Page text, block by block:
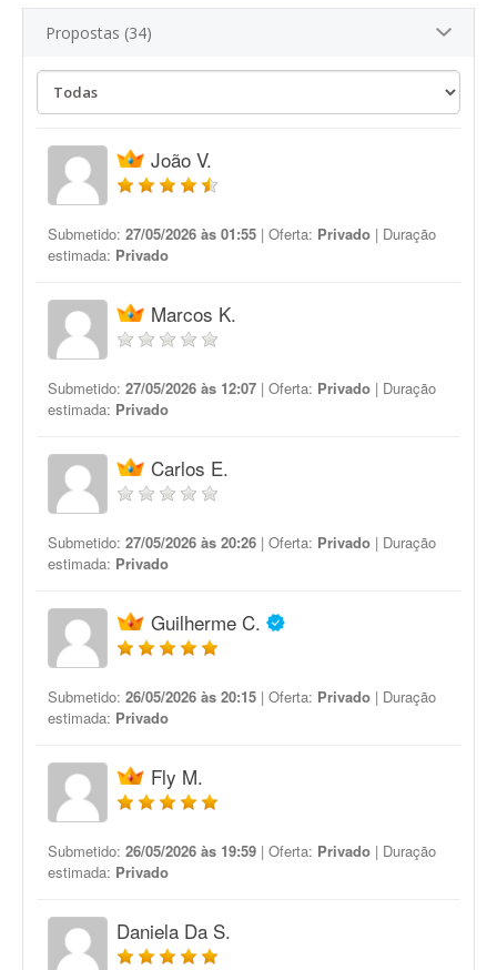
Propostas (34)
João V.
Submetido: 27/05/2026 às 01:55 | Oferta: Privado | Duração
estimada: Privado
Marcos K.
Submetido: 27/05/2026 às 12:07 | Oferta: Privado | Duração
estimada: Privado
Carlos E.
Submetido: 27/05/2026 às 20:26 | Oferta: Privado | Duração
estimada: Privado
Guilherme C.
Submetido: 26/05/2026 às 20:15 | Oferta: Privado | Duração
estimada: Privado
Fly M.
Submetido: 26/05/2026 às 19:59 | Oferta: Privado | Duração
estimada: Privado
Daniela Da S.